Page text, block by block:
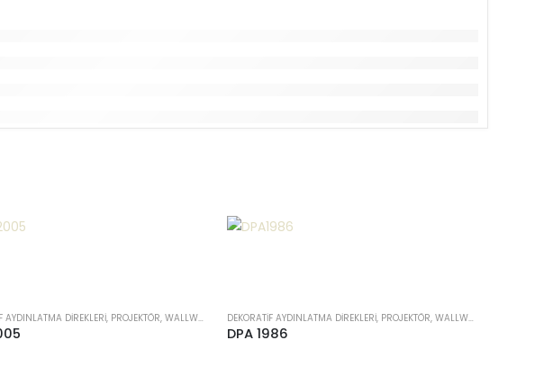
DEKORATIF AYDINLATMA DIREKLERI, PROJEKTÖR, WALLWASHER DEKORATIF AYDINLATMA DIREKLERI, PROJEKTÖR, WALLWASHER
DPA 1986